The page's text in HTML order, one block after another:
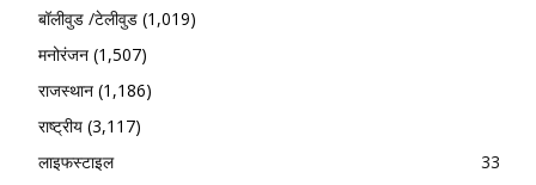
बॉलीवुड /टेलीवुड (1,019)
मनोरंजन (1,507)
राजस्थान (1,186)
राष्ट्रीय (3,117)
लाइफस्टाइल
33